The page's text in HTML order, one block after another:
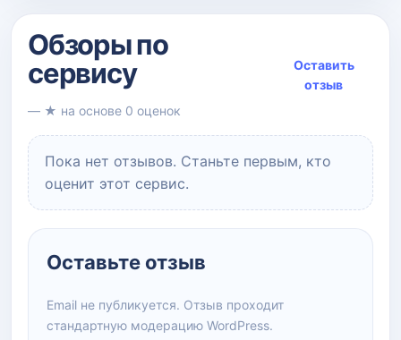
Обзоры по
сервису
— ★ на основе 0 оценок
Оставить
отзыв
Пока нет отзывов. Станьте первым, кто
оценит этот сервис.
Оставьте отзыв
Email не публикуется. Отзыв проходит
стандартную модерацию WordPress.